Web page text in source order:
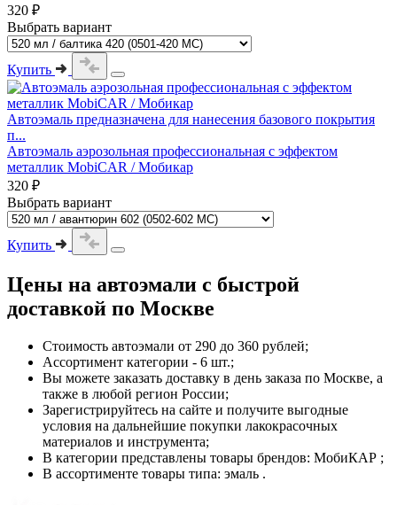
320 ₽
Выбрать вариант
Купить
Автоэмаль предназначена для нанесения базового покрытия
п...
Автоэмаль аэрозольная профессиональная с эффектом
металлик MobiCAR / Мобикар
320 ₽
Выбрать вариант
Купить
Цены на автоэмали с быстрой
доставкой по Москве
Стоимость автоэмали от 290 до 360 рублей;
Ассортимент категории - 6 шт.;
Вы можете заказать доставку в день заказа по Москве, а
также в любой регион России;
Зарегистрируйтесь на сайте и получите выгодные
условия на дальнейшие покупки лакокрасочных
материалов и инструмента;
В категории представлены товары брендов: МобиКАР ;
В ассортименте товары типа: эмаль .